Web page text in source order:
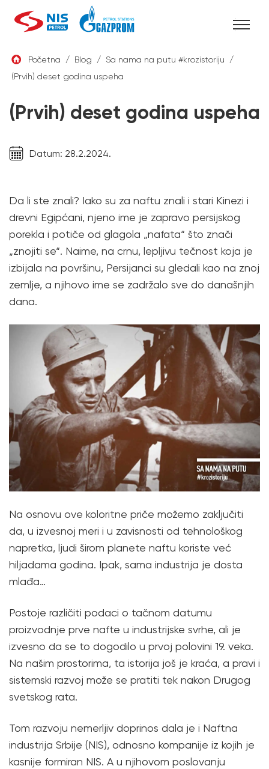
Skip
content
Početna / Blog / Sa nama na putu #krozistoriju
/
(Prvih) deset godina uspeha
(Prvih) deset godina uspeha
Datum: 28.2.2024.
Da li ste znali? Iako su za naftu znali i stari Kinezi i
drevni Egipćani, njeno ime je zapravo persijskog
porekla i potiče od glagola „nafata“ što znači
„znojiti se“. Naime, na crnu, lepljivu tečnost koja je
izbijala na površinu, Persijanci su gledali kao na znoj
zemlje, a njihovo ime se zadržalo sve do današnjih
dana.
Na osnovu ove koloritne priče možemo zaključiti
da, u izvesnoj meri i u zavisnosti od tehnološkog
napretka, ljudi širom planete naftu koriste već
hiljadama godina. Ipak, sama industrija je dosta
mlađa…
Postoje različiti podaci o tačnom datumu
proizvodnje prve nafte u industrijske svrhe, ali je
izvesno da se to dogodilo u prvoj polovini 19. veka.
Na našim prostorima, ta istorija još je kraća, a pravi i
sistemski razvoj može se pratiti tek nakon Drugog
svetskog rata.
Tom razvoju nemerljiv doprinos dala je i Naftna
industrija Srbije (NIS), odnosno kompanije iz kojih je
kasnije formiran NIS. A u njihovom poslovanju